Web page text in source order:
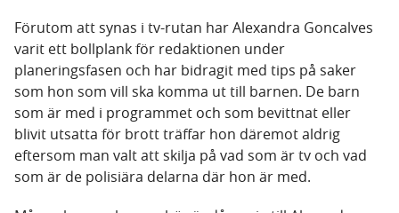
Förutom att synas i tv-rutan har Alexandra Goncalves
varit ett bollplank för redaktionen under
planeringsfasen och har bidragit med tips på saker
som hon som vill ska komma ut till barnen. De barn
som är med i programmet och som bevittnat eller
blivit utsatta för brott träffar hon däremot aldrig
eftersom man valt att skilja på vad som är tv och vad
som är de polisiära delarna där hon är med.